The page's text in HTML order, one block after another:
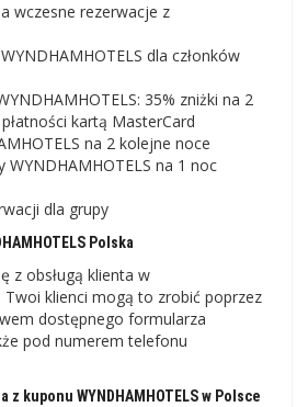
wczesne rezerwacje z
dla członków
35% zniżki na 2
kartą MasterCard
na 2 kolejne noce
na 1 noc
dla grupy
Polska
z obsługą klienta w
Twoi klienci mogą to zrobić poprzez
dostępnego formularza
pod numerem telefonu
z kuponu WYNDHAMHOTELS w Polsce